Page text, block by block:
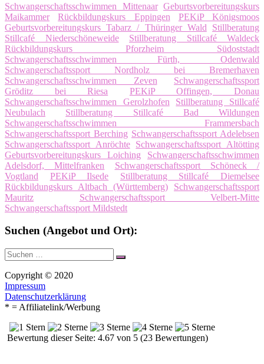
Schwangerschaftsschwimmen Mittenaar Geburtsvorbereitungskurs
Maikammer
Rückbildungskurs Eppingen
PEKiP Königsmoos
Geburtsvorbereitungskurs Tabarz / Thüringer Wald
Stillberatung
Stillcafé Niederschöneweide
Stillberatung Stillcafé Waldeck
Rückbildungskurs Pforzheim Südoststadt
Schwangerschaftsschwimmen Fürth, Odenwald
Schwangerschaftssport Nordholz bei Bremerhaven
Schwangerschaftsschwimmen Zeven
Schwangerschaftssport
Gröditz bei Riesa
PEKiP Offingen, Donau
Schwangerschaftsschwimmen Gerolzhofen
Stillberatung Stillcafé
Neubulach
Stillberatung Stillcafé Bad Wildungen
Schwangerschaftsschwimmen Frammersbach
Schwangerschaftssport Berching Schwangerschaftssport Adelebsen
Schwangerschaftssport Anröchte
Schwangerschaftssport Altötting
Geburtsvorbereitungskurs Loiching
Schwangerschaftsschwimmen
Adelsdorf, Mittelfranken
Schwangerschaftssport Schöneck /
Vogtland
PEKiP Ilsede
Stillberatung Stillcafé Diemelsee
Rückbildungskurs Altbach (Württemberg)
Schwangerschaftssport
Mauritz
Schwangerschaftssport Velbert-Mitte
Schwangerschaftssport Mildstedt
Suchen (Angebot und Ort):
Suche
nach:
Suchen
Copyright © 2020
Impressum
Datenschutzerklärung
* = Affiliatelink/Werbung
Bewertung dieser Seite: 4.67 von 5 (23 Bewertungen)